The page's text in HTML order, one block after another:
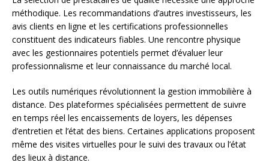
méthodique. Les recommandations d’autres investisseurs, les
avis clients en ligne et les certifications professionnelles
constituent des indicateurs fiables. Une rencontre physique
avec les gestionnaires potentiels permet d’évaluer leur
professionnalisme et leur connaissance du marché local.
Les outils numériques révolutionnent la gestion immobilière à
distance. Des plateformes spécialisées permettent de suivre
en temps réel les encaissements de loyers, les dépenses
d’entretien et l’état des biens. Certaines applications proposent
même des visites virtuelles pour le suivi des travaux ou l’état
des lieux à distance.